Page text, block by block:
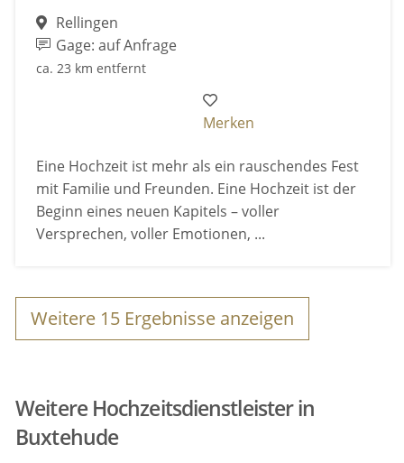
Rellingen
Gage: auf Anfrage
ca. 23 km entfernt
Merken
Eine Hochzeit ist mehr als ein rauschendes Fest
mit Familie und Freunden. Eine Hochzeit ist der
Beginn eines neuen Kapitels – voller
Versprechen, voller Emotionen, ...
Weitere 15 Ergebnisse anzeigen
Weitere Hochzeitsdienstleister in
Buxtehude